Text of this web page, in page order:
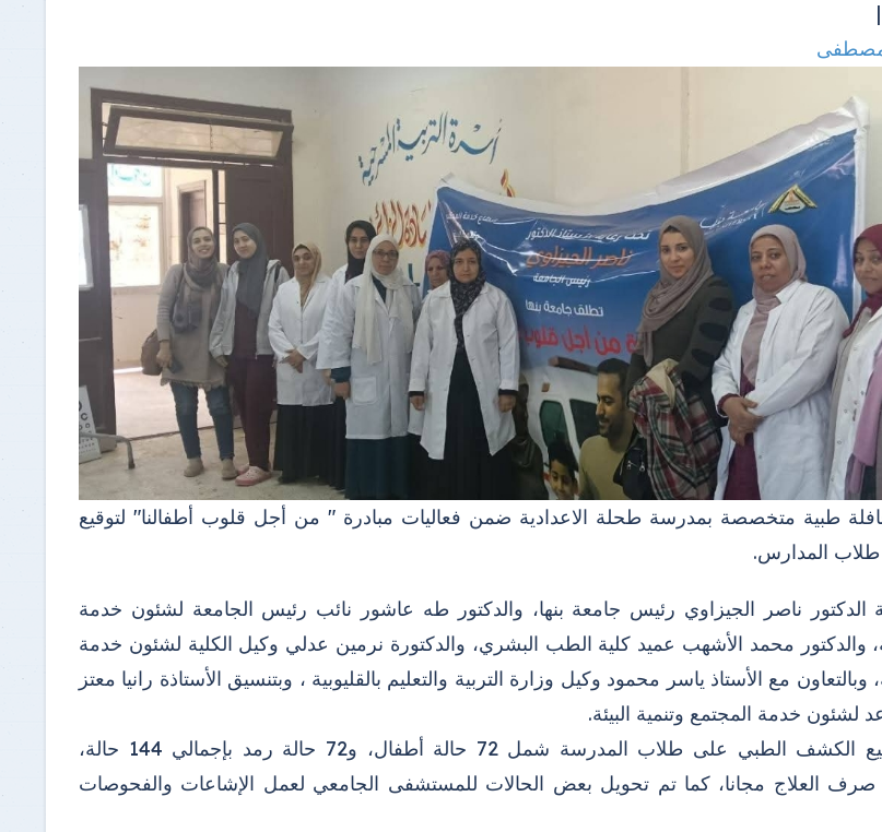
|
مصطفى
طبية متخصصة بمدرسة طحلة الاعدادية ضمن فعاليات مبادرة " من أجل قلوب أطفالنا" لتوقيع
المدارس.
الدكتور ناصر الجيزاوي رئيس جامعة بنها، والدكتور طه عاشور نائب رئيس الجامعة لشئون خدمة
والدكتور محمد الأشهب عميد كلية الطب البشري، والدكتورة نرمين عدلي وكيل الكلية لشئون خدمة
وبالتعاون مع الأستاذ ياسر محمود وكيل وزارة التربية والتعليم بالقليوبية ، وبتنسيق الأستاذة رانيا معتز
لشئون خدمة المجتمع وتنمية البيئة.
وقامت القافلة بتوقيع الكشف الطبي على طلاب المدرسة شمل 72 حالة أطفال، و72 حالة رمد بإجمالي 144 حالة،
صرف العلاج مجانا، كما تم تحويل بعض الحالات للمستشفى الجامعي لعمل الإشاعات والفحوصات